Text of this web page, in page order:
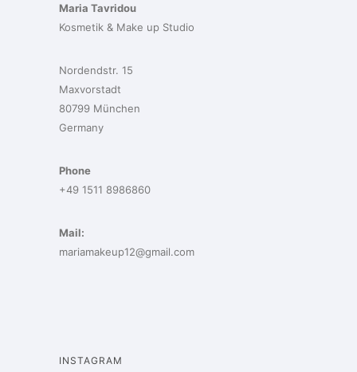
Maria Tavridou
Kosmetik & Make up Studio
Nordendstr. 15
Maxvorstadt
80799 München
Germany
Phone
+49 1511 8986860
Mail:
mariamakeup12@gmail.com
INSTAGRAM